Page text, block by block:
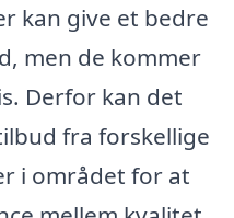
kan give et bedre
men de kommer
Derfor kan det
fra forskellige
i området for at